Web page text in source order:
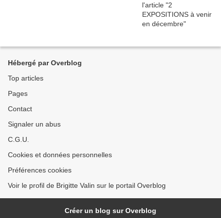
Hébergé par Overblog
Top articles
Pages
Contact
Signaler un abus
C.G.U.
Cookies et données personnelles
Préférences cookies
Voir le profil de Brigitte Valin sur le portail Overblog
Créer un blog sur Overblog